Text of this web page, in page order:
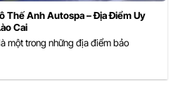
Thế Anh Autospa – Địa Điểm Uy
Cai
một trong những địa điểm bảo